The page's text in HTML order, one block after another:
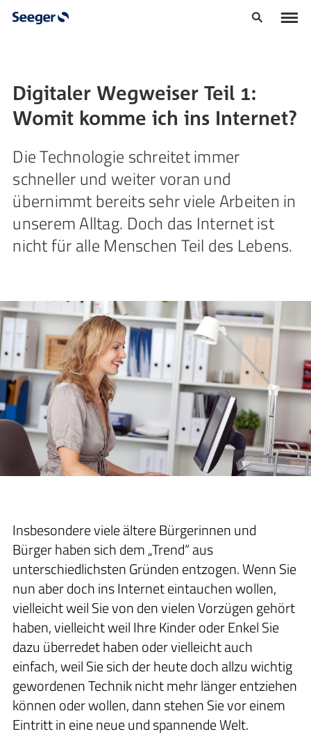
Digitaler Wegweiser Teil 1:
Womit komme ich ins Internet?
Die Technologie schreitet immer
schneller und weiter voran und
übernimmt bereits sehr viele Arbeiten in
unserem Alltag. Doch das Internet ist
nicht für alle Menschen Teil des Lebens.
Insbesondere viele ältere Bürgerinnen und
Bürger haben sich dem „Trend“ aus
unterschiedlichsten Gründen entzogen. Wenn Sie
nun aber doch ins Internet eintauchen wollen,
vielleicht weil Sie von den vielen Vorzügen gehört
haben, vielleicht weil Ihre Kinder oder Enkel Sie
dazu überredet haben oder vielleicht auch
einfach, weil Sie sich der heute doch allzu wichtig
gewordenen Technik nicht mehr länger entziehen
können oder wollen, dann stehen Sie vor einem
Eintritt in eine neue und spannende Welt.